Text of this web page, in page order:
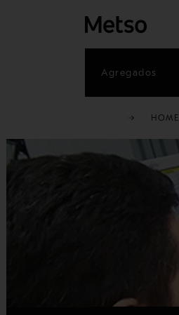
Agregados
HOME